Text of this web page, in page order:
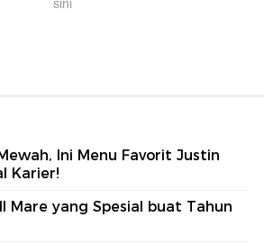
Ini Menu Favorit Justin
Karier!
Mare yang Spesial buat Tahun